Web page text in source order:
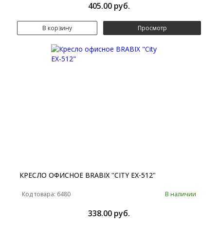
405.00 руб.
В корзину Просмотр
КРЕСЛО ОФИСНОЕ BRABIX "CITY EX-512"
Код товара: 6480 В наличии
338.00 руб.